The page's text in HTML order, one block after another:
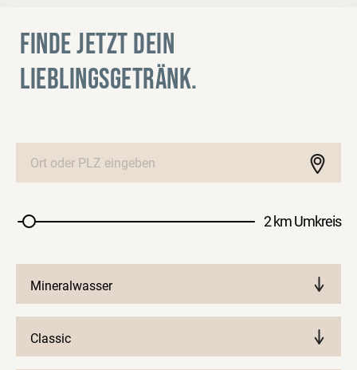
FINDE JETZT DEIN
LIEBLINGSGETRÄNK.
2 km Umkreis
Mineralwasser
Classic